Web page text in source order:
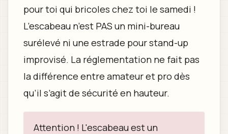
pour toi qui bricoles chez toi le samedi !
L’escabeau n’est PAS un mini-bureau
surélevé ni une estrade pour stand-up
improvisé. La réglementation ne fait pas
la différence entre amateur et pro dès
qu’il s’agit de sécurité en hauteur.
Attention ! L'escabeau est un